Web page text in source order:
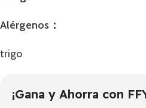
Alérgenos：
trigo
¡Gana y Ahorra con